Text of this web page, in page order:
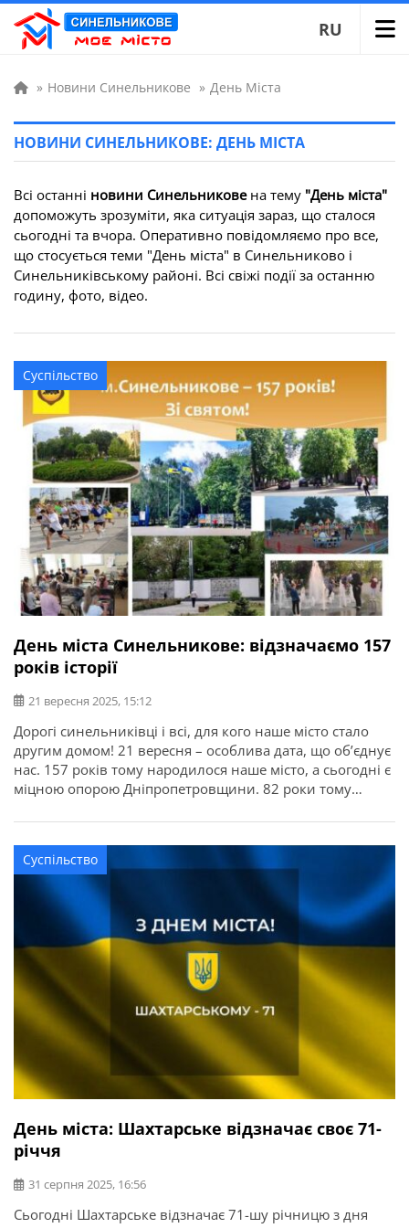
RU
» Новини Синельникове » День Міста
НОВИНИ СИНЕЛЬНИКОВЕ: ДЕНЬ МІСТА
Всі останні новини Синельниковена тему "День міста"
допоможуть зрозуміти, яка ситуація зараз, що сталося
сьогодні та вчора. Оперативно повідомляємо про все,
що стосується теми "День міста" в Синельниково і
Синельниківському районі. Всі свіжі події за останню
годину, фото, відео.
Суспільство
День міста Синельникове: відзначаємо 157
років історії
21 вересня 2025, 15:12
Дорогі синельниківці і всі, для кого наше місто стало
другим домом! 21 вересня – особлива дата, що об’єднує
нас. 157 років тому народилося наше місто, а сьогодні є
міцною опорою Дніпропетровщини. 82 роки тому
пам’ятаємо і вдячні тим, хто боровся за наше місто і
розбудовував його. На жаль, […]
Суспільство
День міста: Шахтарське відзначає своє 71-
річчя
31 серпня 2025, 16:56
Сьогодні Шахтарське відзначає 71-шу річницю з дня